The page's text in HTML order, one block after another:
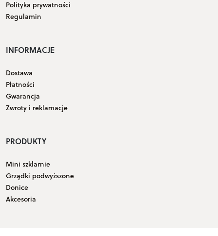
Polityka prywatności
Regulamin
INFORMACJE
Dostawa
Płatności
Gwarancja
Zwroty i reklamacje
PRODUKTY
Mini szklarnie
Grządki podwyższone
Donice
Akcesoria